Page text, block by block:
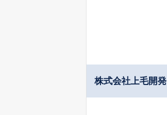
株式会社上毛開発